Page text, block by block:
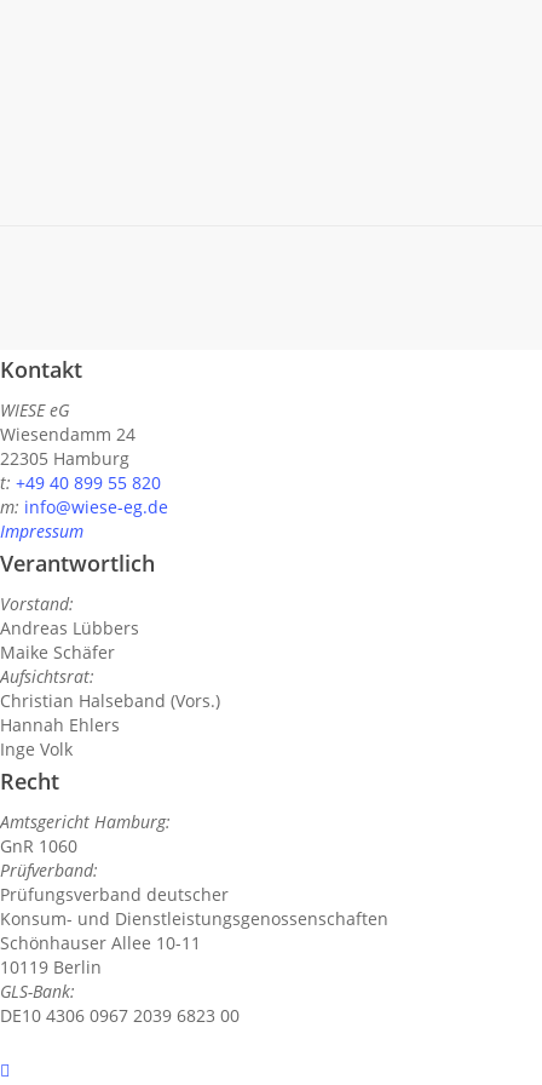
Kontakt
WIESE eG
Wiesendamm 24
22305 Hamburg
t: +49 40 899 55 820
m: info@wiese-eg.de
Impressum
Verantwortlich
Vorstand:
Andreas Lübbers
Maike Schäfer
Aufsichtsrat:
Christian Halseband (Vors.)
Hannah Ehlers
Inge Volk
Recht
Amtsgericht Hamburg:
GnR 1060
Prüfverband:
Prüfungsverband deutscher
Konsum- und Dienstleistungsgenossenschaften
Schönhauser Allee 10-11
10119 Berlin
GLS-Bank:
DE10 4306 0967 2039 6823 00